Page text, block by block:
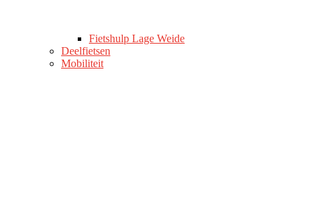
Fietshulp Lage Weide
Deelfietsen
Mobiliteit